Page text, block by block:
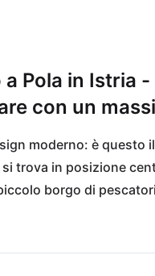
Pola in Istria
con un
moderno: è questo
trova in posizione
borgo di
tradizionali e
come punto di
a Medulin. Nei